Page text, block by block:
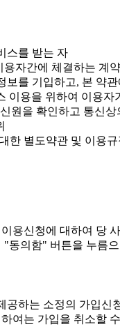
스를 받는 자
자간에 체결하는 계
를 기입하고, 본 약
이용을 위하여 이용
원을 확인하고 통신
한 별도약관 및 이용
용신청에 대하여 당
동의함" 버튼을 누름
하는 소정의 가입
여는 가입을 취소할